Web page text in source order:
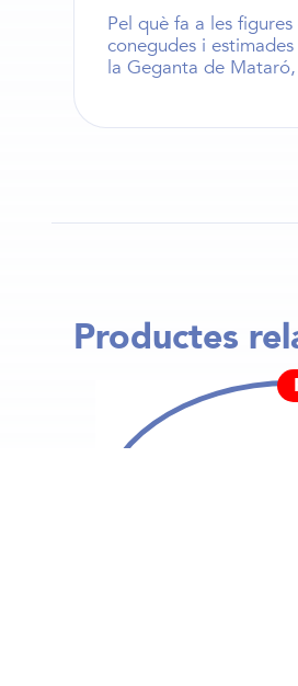
Pel què fa a les
conegudes i
la Geganta de Mataró
Productes